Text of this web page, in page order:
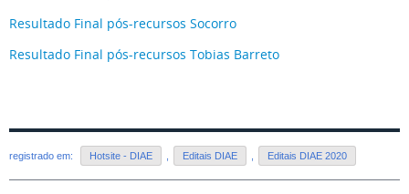
Resultado Final pós-recursos Socorro
Resultado Final pós-recursos Tobias Barreto
registrado em: Hotsite - DIAE Editais DIAE Editais DIAE 2020